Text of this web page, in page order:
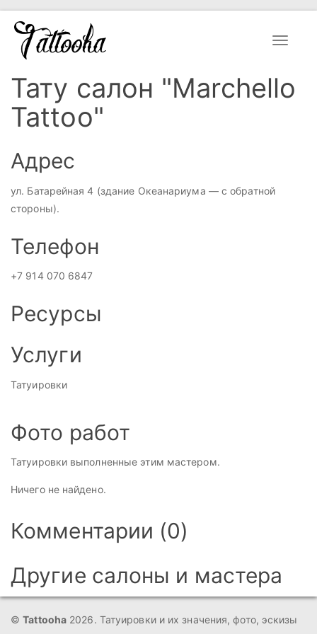
Toggle
Тату салон "Marchello
Tattoo"
Адрес
ул. Батарейная 4 (здание Океанариума — с обратной
стороны).
Телефон
+7 914 070 6847
Ресурсы
Услуги
Татуировки
Фото работ
Татуировки выполненные этим мастером.
Ничего не найдено.
Комментарии (0)
Другие салоны и мастера
©Tattooha 2026. Татуировки и их значения, фото, эскизы